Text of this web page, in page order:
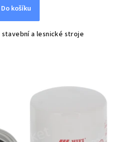
Do košíku
a lesnické stroje